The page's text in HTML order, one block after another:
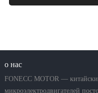
о нас
FONECC MOTOR —
микроэлектродвигателей